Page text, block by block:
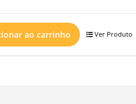
ao carrinho Ver Produto